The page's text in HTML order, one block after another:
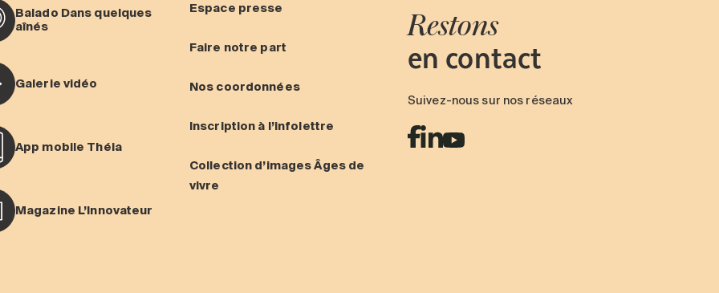
Balado Dans quelques
aînés
Galerie vidéo
App mobile Théia
Magazine L’Innovateur
Espace presse
Faire notre part
Nos coordonnées
Inscription à l’infolettre
Collection d’images Âges de
vivre
Restons
en contact
Suivez-nous sur nos réseaux